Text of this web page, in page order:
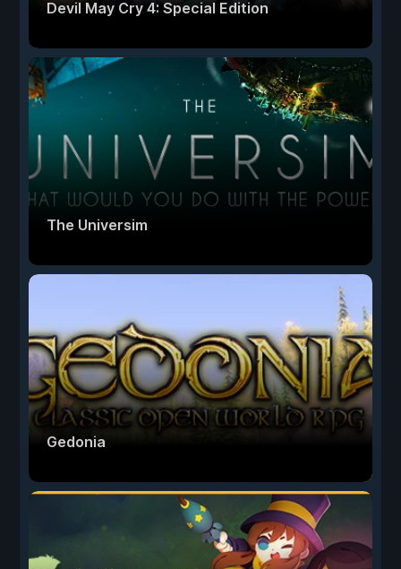
Devil May Cry 4: Special Edition
The Universim
Gedonia